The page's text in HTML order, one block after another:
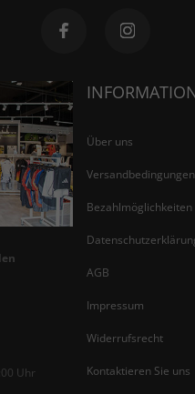
Uhr
Über uns
Versandbedingungen
Bezahlmöglichkeiten
AGB
Impressum
Widerrufsrecht
Kontaktieren Sie uns